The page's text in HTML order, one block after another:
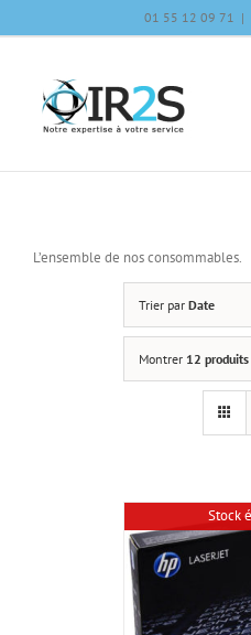
01 55 12 09 71 |
L’ensemble de nos consommables.
Trier par Date
Montrer 12 produits
Stock